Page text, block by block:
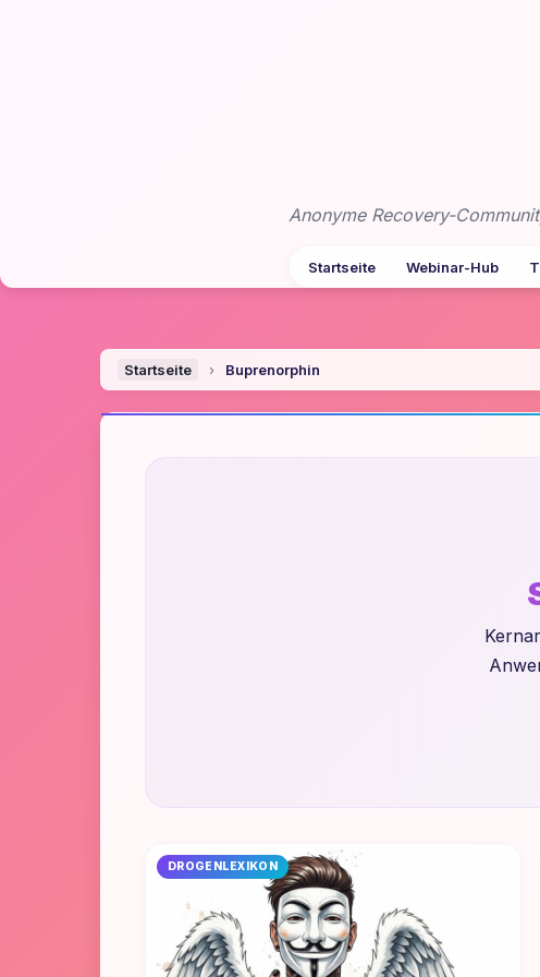
Anonyme Recovery-
Startseite Webinar-Hub
Startseite › Buprenorphin
DROGENLEXIKON